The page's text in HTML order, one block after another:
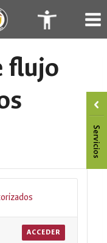
.
flujo
ACCEDER